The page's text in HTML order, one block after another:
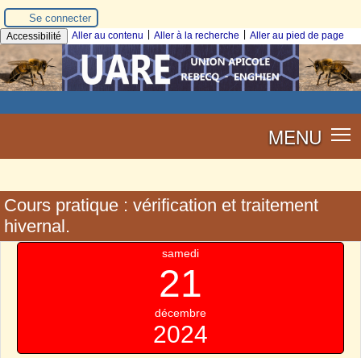
Se connecter
Accessibilité Aller au contenu Aller à la recherche Aller au pied de page
MENU
Cours pratique : vérification et traitement
hivernal.
samedi
21
décembre
2024